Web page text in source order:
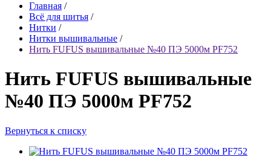
Главная /
Всё для шитья /
Нитки /
Нитки вышивальные /
Нить FUFUS вышивальные №40 ПЭ 5000м PF752
Нить FUFUS вышивальные
№40 ПЭ 5000м PF752
Вернуться к списку